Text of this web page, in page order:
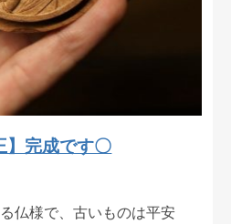
】完成です〇
仏様で、古いものは平安